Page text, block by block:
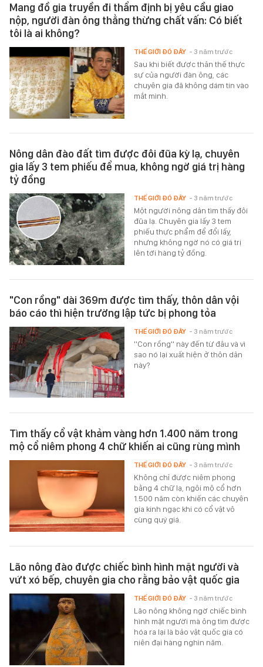
Mang đồ gia truyền đi thẩm định bị yêu cầu giao
nộp, người đàn ông thẳng thừng chất vấn: Có biết
tôi là ai không?
Sau khi biết được thân thế thực
sự của người đàn ông, các
chuyên gia đã không dám tin vào
mắt mình.
THẾ GIỚI ĐÓ ĐÂY - 3 năm trước
Nông dân đào đất tìm được đôi đũa kỳ lạ, chuyên
gia lấy 3 tem phiếu để mua, không ngờ giá trị hàng
tỷ đồng
Một người nông dân tìm thấy đôi
đũa lạ. Chuyên gia lấy 3 tem
phiếu thực phẩm để đổi lấy,
nhưng không ngờ nó có giá trị
lên tới hàng tỷ đồng.
THẾ GIỚI ĐÓ ĐÂY - 3 năm trước
"Con rồng" dài 369m được tìm thấy, thôn dân vội
báo cáo thì hiện trường lập tức bị phong tỏa
''Con rồng'' này đến từ đâu và vì
sao nó lại xuất hiện ở thôn dân
này?
THẾ GIỚI ĐÓ ĐÂY - 3 năm trước
Tìm thấy cổ vật khảm vàng hơn 1.400 năm trong
mộ cổ niêm phong 4 chữ khiến ai cũng rùng mình
Không chỉ được niêm phong
bằng 4 chữ lạ, ngôi mộ cổ hơn
1.500 năm còn khiến các chuyên
gia kinh ngạc khi có cổ vật vô
cùng quý giá.
THẾ GIỚI ĐÓ ĐÂY - 3 năm trước
Lão nông đào được chiếc bình hình mặt người và
vứt xó bếp, chuyên gia cho rằng bảo vật quốc gia
Lão nông không ngờ chiếc bình
hình mặt người mà ông tìm được
hóa ra lại là bảo vật quốc gia có
niên đại hàng nghìn năm.
THẾ GIỚI ĐÓ ĐÂY - 3 năm trước